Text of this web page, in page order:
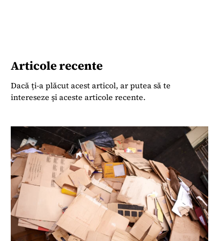
Articole recente
Dacă ți-a plăcut acest articol, ar putea să te
intereseze și aceste articole recente.